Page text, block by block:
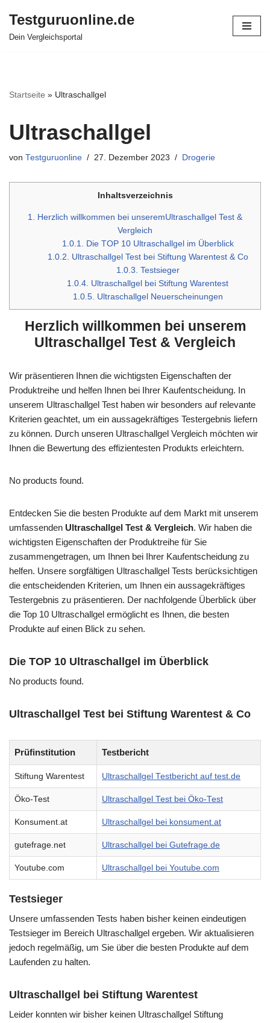
Zum
Testguruonline.de
Dein Vergleichsportal
Startseite » Ultraschallgel
Ultraschallgel
von Testguruonline 27. Dezember 2023 Drogerie
Inhaltsverzeichnis
1. Herzlich willkommen bei unseremUltraschallgel Test &
Vergleich
1.0.1. Die TOP 10 Ultraschallgel im Überblick
1.0.2. Ultraschallgel Test bei Stiftung Warentest & Co
1.0.3. Testsieger
1.0.4. Ultraschallgel bei Stiftung Warentest
1.0.5. Ultraschallgel Neuerscheinungen
Herzlich willkommen bei unserem
Ultraschallgel Test & Vergleich
Wir präsentieren Ihnen die wichtigsten Eigenschaften der
Produktreihe und helfen Ihnen bei Ihrer Kaufentscheidung. In
unserem Ultraschallgel Test haben wir besonders auf relevante
Kriterien geachtet, um ein aussagekräftiges Testergebnis liefern
zu können. Durch unseren Ultraschallgel Vergleich möchten wir
Ihnen die Bewertung des effizientesten Produkts erleichtern.
No products found.
Entdecken Sie die besten Produkte auf dem Markt mit unserem
umfassenden Ultraschallgel Test & Vergleich. Wir haben die
wichtigsten Eigenschaften der Produktreihe für Sie
zusammengetragen, um Ihnen bei Ihrer Kaufentscheidung zu
helfen. Unsere sorgfältigen Ultraschallgel Tests berücksichtigen
die entscheidenden Kriterien, um Ihnen ein aussagekräftiges
Testergebnis zu präsentieren. Der nachfolgende Überblick über
die Top 10 Ultraschallgel ermöglicht es Ihnen, die besten
Produkte auf einen Blick zu sehen.
Die TOP 10 Ultraschallgel im Überblick
No products found.
Ultraschallgel Test bei Stiftung Warentest & Co
Prüfinstitution Testbericht
Stiftung Warentest Ultraschallgel Testbericht auf test.de
Öko-Test Ultraschallgel Test bei Öko-Test
Konsument.at Ultraschallgel bei konsument.at
gutefrage.net Ultraschallgel bei Gutefrage.de
Youtube.com Ultraschallgel bei Youtube.com
Testsieger
Unsere umfassenden Tests haben bisher keinen eindeutigen
Testsieger im Bereich Ultraschallgel ergeben. Wir aktualisieren
jedoch regelmäßig, um Sie über die besten Produkte auf dem
Laufenden zu halten.
Ultraschallgel bei Stiftung Warentest
Leider konnten wir bisher keinen Ultraschallgel Stiftung